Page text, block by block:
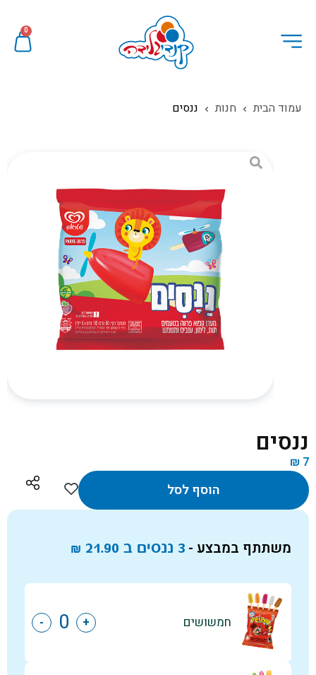
0
עמוד הבית חנות ננסים
ננסים
₪ 7
הוסף לסל
משתתף במבצע - 3 ננסים ב ₪ 21.90
חמשושים +
-